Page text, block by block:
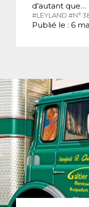
d’autant que…
#LEYLAND. #N°
Publié le : 6